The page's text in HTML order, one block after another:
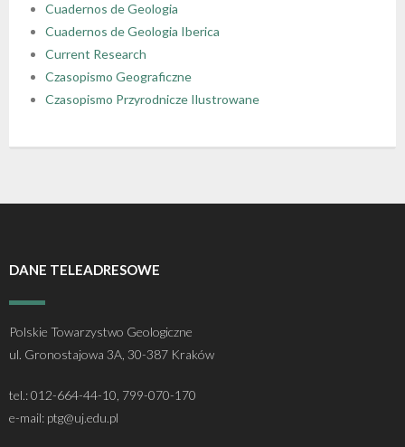
Cuadernos de Geologia
Cuadernos de Geologia Iberica
Current Research
Czasopismo Geograficzne
Czasopismo Przyrodnicze Ilustrowane
DANE TELEADRESOWE
Polskie Towarzystwo Geologiczne
ul. Gronostajowa 3A, 30-387 Kraków
tel.: 012-664-44-10, 799-070-170
e-mail: ptg@uj.edu.pl